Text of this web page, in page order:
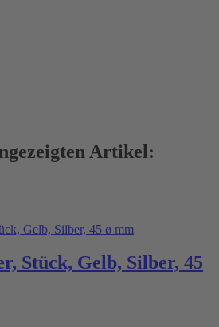
Artikel:
Stück, Gelb, Silber, 45